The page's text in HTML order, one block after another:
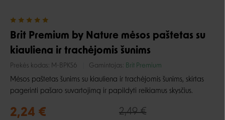
Brit Premium by Nature mėsos paštetas su
kiauliena ir trachėjomis šunims
Prekės kodas: M-BPKS6 Gamintojas: Brit Premium
Mėsos paštetas šunims su kiauliena ir trachėjomis šunims, skirtas
pagerinti pašaro suvartojimą ir papildyti reikiamus skysčius.
2,24 € 2,49 €